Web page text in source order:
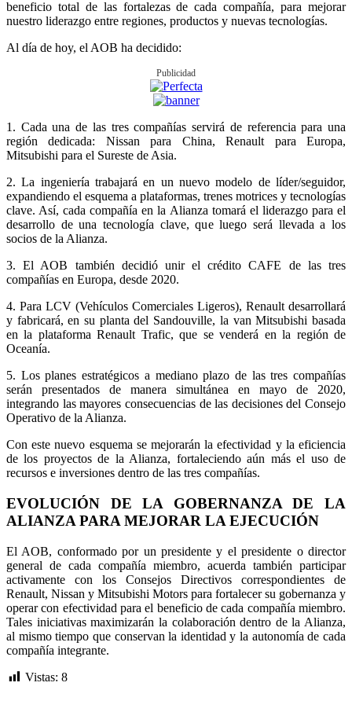
beneficio total de las fortalezas de cada compañía, para mejorar
nuestro liderazgo entre regiones, productos y nuevas tecnologías.
Al día de hoy, el AOB ha decidido:
Publicidad
1. Cada una de las tres compañías servirá de referencia para una
región dedicada: Nissan para China, Renault para Europa,
Mitsubishi para el Sureste de Asia.
2. La ingeniería trabajará en un nuevo modelo de líder/seguidor,
expandiendo el esquema a plataformas, trenes motrices y tecnologías
clave. Así, cada compañía en la Alianza tomará el liderazgo para el
desarrollo de una tecnología clave, que luego será llevada a los
socios de la Alianza.
3. El AOB también decidió unir el crédito CAFE de las tres
compañías en Europa, desde 2020.
4. Para LCV (Vehículos Comerciales Ligeros), Renault desarrollará
y fabricará, en su planta del Sandouville, la van Mitsubishi basada
en la plataforma Renault Trafic, que se venderá en la región de
Oceanía.
5. Los planes estratégicos a mediano plazo de las tres compañías
serán presentados de manera simultánea en mayo de 2020,
integrando las mayores consecuencias de las decisiones del Consejo
Operativo de la Alianza.
Con este nuevo esquema se mejorarán la efectividad y la eficiencia
de los proyectos de la Alianza, fortaleciendo aún más el uso de
recursos e inversiones dentro de las tres compañías.
EVOLUCIÓN DE LA GOBERNANZA DE LA
ALIANZA PARA MEJORAR LA EJECUCIÓN
El AOB, conformado por un presidente y el presidente o director
general de cada compañía miembro, acuerda también participar
activamente con los Consejos Directivos correspondientes de
Renault, Nissan y Mitsubishi Motors para fortalecer su gobernanza y
operar con efectividad para el beneficio de cada compañía miembro.
Tales iniciativas maximizarán la colaboración dentro de la Alianza,
al mismo tiempo que conservan la identidad y la autonomía de cada
compañía integrante.
Vistas: 8